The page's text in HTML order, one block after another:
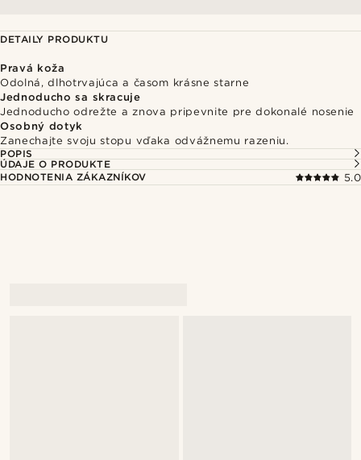
DETAILY PRODUKTU
Pravá koža
Odolná, dlhotrvajúca a časom krásne starne
Jednoducho sa skracuje
Jednoducho odrežte a znova pripevnite pre dokonalé nosenie
Osobný dotyk
Zanechajte svoju stopu vďaka odvážnemu razeniu.
POPIS
ÚDAJE O PRODUKTE
HODNOTENIA ZÁKAZNÍKOV
5.0